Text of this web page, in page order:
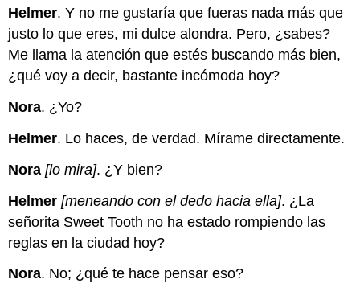
Helmer. Y no me gustaría que fueras nada más que
justo lo que eres, mi dulce alondra. Pero, ¿sabes?
Me llama la atención que estés buscando más bien,
¿qué voy a decir, bastante incómoda hoy?
Nora. ¿Yo?
Helmer. Lo haces, de verdad. Mírame directamente.
Nora [lo mira]. ¿Y bien?
Helmer [meneando con el dedo hacia ella]. ¿La
señorita Sweet Tooth no ha estado rompiendo las
reglas en la ciudad hoy?
Nora. No; ¿qué te hace pensar eso?